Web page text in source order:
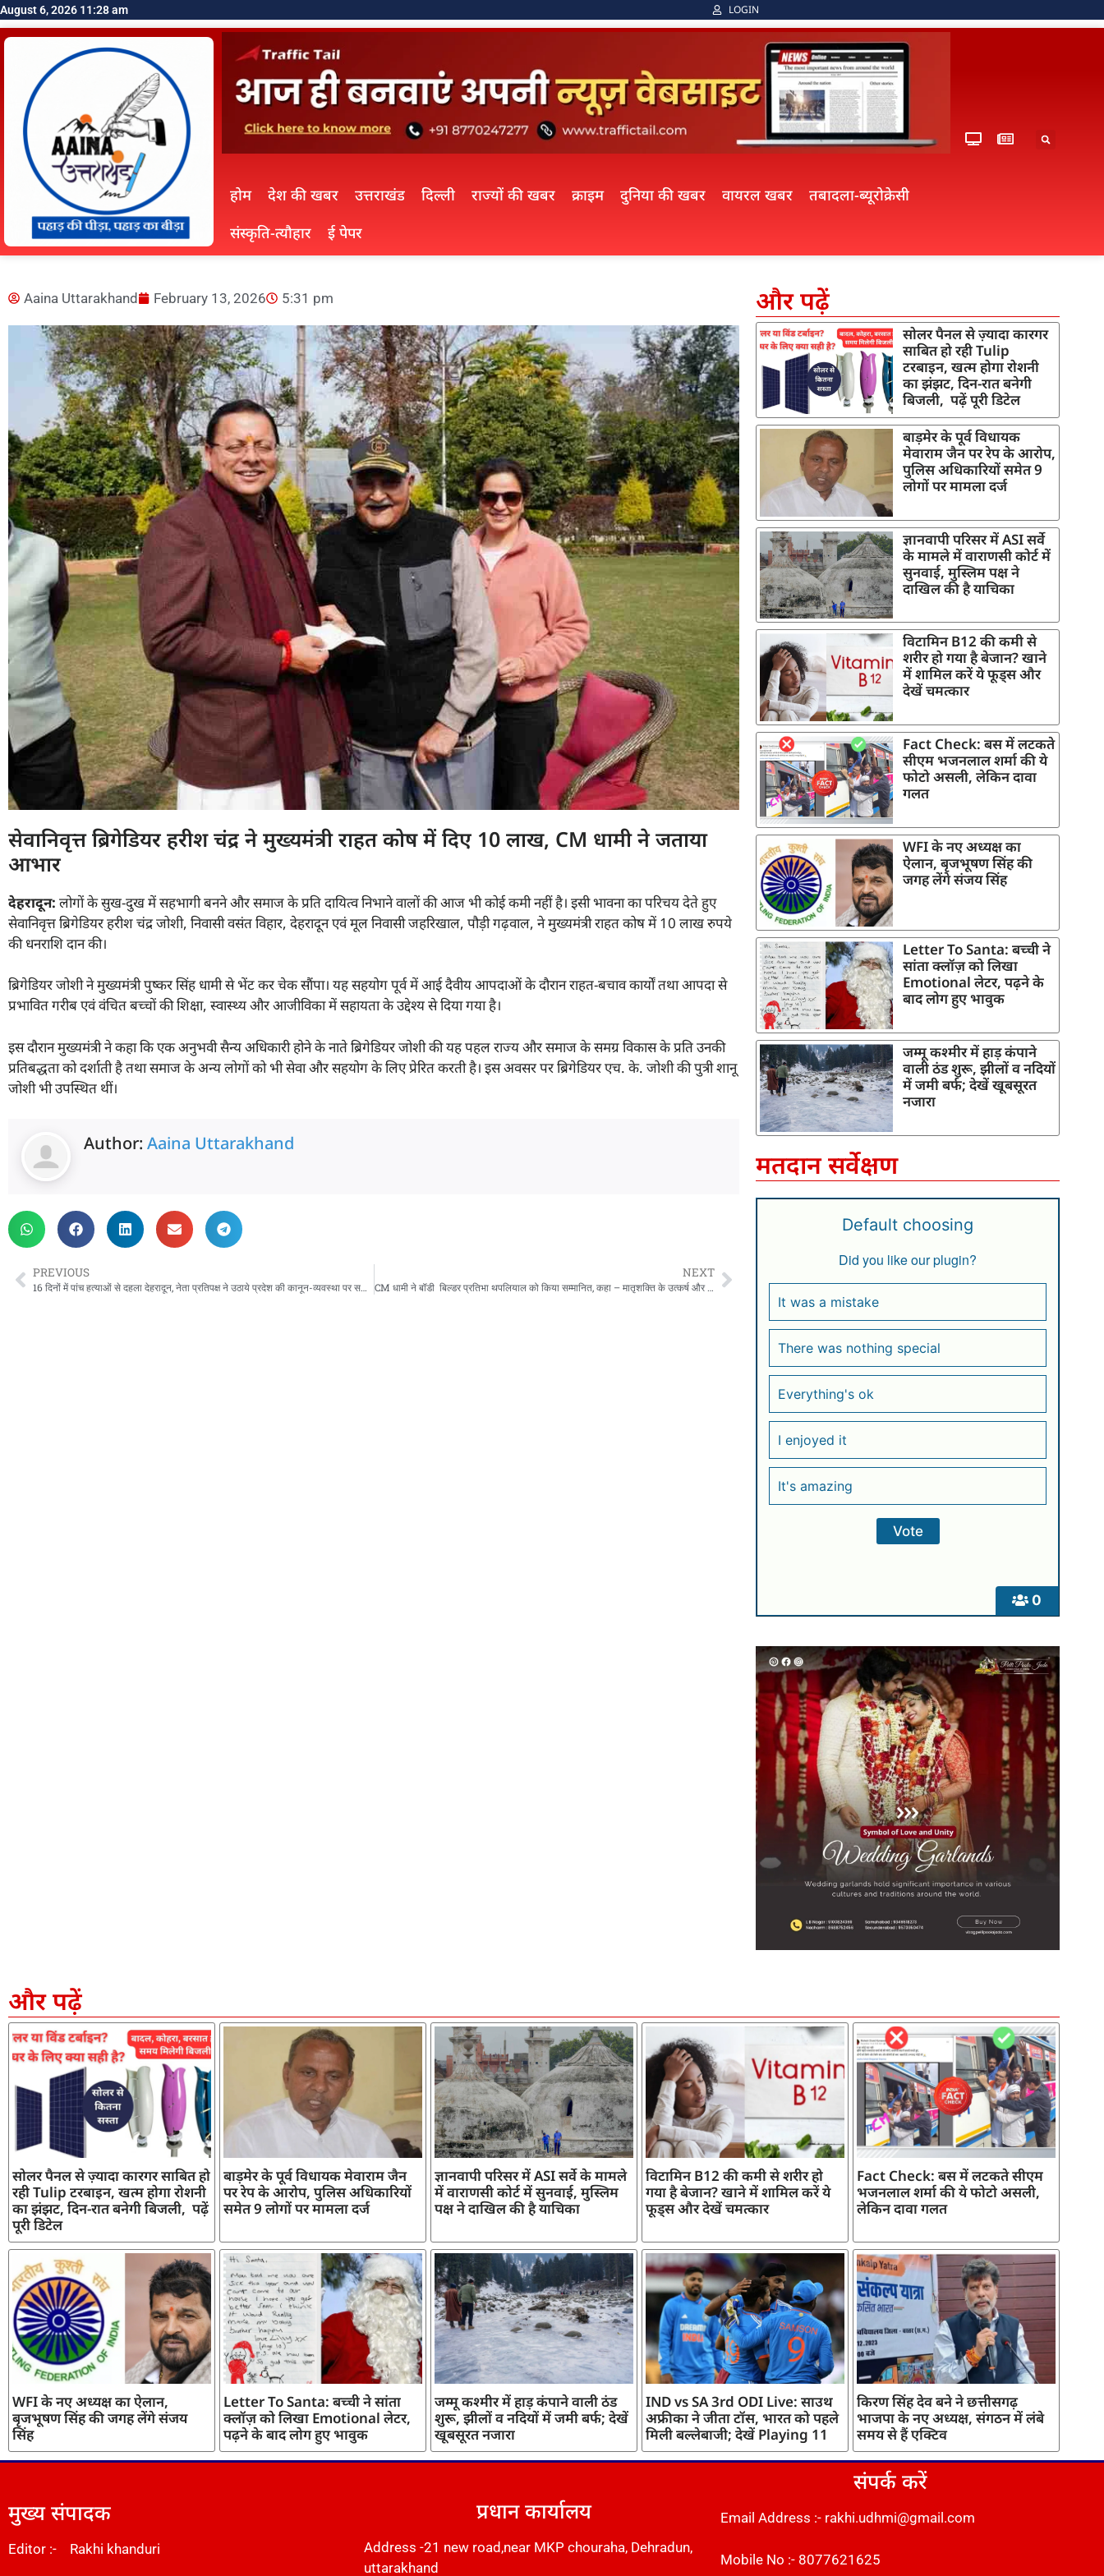
August 6, 2026 11:28 am LOGIN
होम देश की खबर उत्तराखंड दिल्ली राज्यों की खबर क्राइम दुनिया की खबर वायरल खबर
तबादला-ब्यूरोक्रेसी
संस्कृति-त्यौहार
ई पेपर
Aaina Uttarakhand February 13, 2026 5:31 pm
सेवानिवृत्त ब्रिगेडियर हरीश चंद्र ने मुख्यमंत्री राहत कोष में दिए 10 लाख, CM धामी ने जताया
आभार
देहरादून: लोगों के सुख-दुख में सहभागी बनने और समाज के प्रति दायित्व निभाने वालों की आज भी कोई कमी नहीं है। इसी भावना का परिचय देते हुए
सेवानिवृत्त ब्रिगेडियर हरीश चंद्र जोशी, निवासी वसंत विहार, देहरादून एवं मूल निवासी जहरिखाल, पौड़ी गढ़वाल, ने मुख्यमंत्री राहत कोष में 10 लाख रुपये
की धनराशि दान की।
ब्रिगेडियर जोशी ने मुख्यमंत्री पुष्कर सिंह धामी से भेंट कर चेक सौंपा। यह सहयोग पूर्व में आई दैवीय आपदाओं के दौरान राहत-बचाव कार्यों तथा आपदा से
प्रभावित गरीब एवं वंचित बच्चों की शिक्षा, स्वास्थ्य और आजीविका में सहायता के उद्देश्य से दिया गया है।
इस दौरान मुख्यमंत्री ने कहा कि एक अनुभवी सैन्य अधिकारी होने के नाते ब्रिगेडियर जोशी की यह पहल राज्य और समाज के समग्र विकास के प्रति उनकी
प्रतिबद्धता को दर्शाती है तथा समाज के अन्य लोगों को भी सेवा और सहयोग के लिए प्रेरित करती है। इस अवसर पर ब्रिगेडियर एच. के. जोशी की पुत्री शानू
जोशी भी उपस्थित थीं।
Author: Aaina Uttarakhand
PREVIOUS
16 दिनों में पांच हत्याओं से दहला देहरादून, नेता प्रतिपक्ष ने उठाये प्रदेश की कानून-व्यवस्था पर सवाल, NSUI ने घेरा PHQ
NEXT
CM धामी ने बॉडी बिल्डर प्रतिभा थपलियाल को किया सम्मानित, कहा – मातृशक्ति के उत्कर्ष और महिला सशक्तिकरण की मिसाल बनीं प्रतिभा
और पढ़ें
सोलर पैनल से ज़्यादा कारगर
साबित हो रही Tulip
टरबाइन, खत्म होगा रोशनी
का झंझट, दिन-रात बनेगी
बिजली, पढ़ें पूरी डिटेल
बाड़मेर के पूर्व विधायक
मेवाराम जैन पर रेप के आरोप,
पुलिस अधिकारियों समेत 9
लोगों पर मामला दर्ज
ज्ञानवापी परिसर में ASI सर्वे
के मामले में वाराणसी कोर्ट में
सुनवाई, मुस्लिम पक्ष ने
दाखिल की है याचिका
विटामिन B12 की कमी से
शरीर हो गया है बेजान? खाने
में शामिल करें ये फूड्स और
देखें चमत्कार
Fact Check: बस में लटकते
सीएम भजनलाल शर्मा की ये
फोटो असली, लेकिन दावा
गलत
WFI के नए अध्यक्ष का
ऐलान, बृजभूषण सिंह की
जगह लेंगे संजय सिंह
Letter To Santa: बच्ची ने
सांता क्लॉज़ को लिखा
Emotional लेटर, पढ़ने के
बाद लोग हुए भावुक
जम्मू कश्मीर में हाड़ कंपाने
वाली ठंड शुरू, झीलों व नदियों
में जमी बर्फ; देखें खूबसूरत
नजारा
मतदान सर्वेक्षण
0
Default choosing
Did you like our plugin?
It was a mistake
There was nothing special
Everything's ok
I enjoyed it
It's amazing
और पढ़ें
सोलर पैनल से ज़्यादा कारगर साबित हो
रही Tulip टरबाइन, खत्म होगा रोशनी
का झंझट, दिन-रात बनेगी बिजली, पढ़ें
पूरी डिटेल
बाड़मेर के पूर्व विधायक मेवाराम जैन
पर रेप के आरोप, पुलिस अधिकारियों
समेत 9 लोगों पर मामला दर्ज
ज्ञानवापी परिसर में ASI सर्वे के मामले
में वाराणसी कोर्ट में सुनवाई, मुस्लिम
पक्ष ने दाखिल की है याचिका
विटामिन B12 की कमी से शरीर हो
गया है बेजान? खाने में शामिल करें ये
फूड्स और देखें चमत्कार
Fact Check: बस में लटकते सीएम
भजनलाल शर्मा की ये फोटो असली,
लेकिन दावा गलत
WFI के नए अध्यक्ष का ऐलान,
बृजभूषण सिंह की जगह लेंगे संजय
सिंह
Letter To Santa: बच्ची ने सांता
क्लॉज़ को लिखा Emotional लेटर,
पढ़ने के बाद लोग हुए भावुक
जम्मू कश्मीर में हाड़ कंपाने वाली ठंड
शुरू, झीलों व नदियों में जमी बर्फ; देखें
खूबसूरत नजारा
IND vs SA 3rd ODI Live: साउथ
अफ्रीका ने जीता टॉस, भारत को पहले
मिली बल्लेबाजी; देखें Playing 11
किरण सिंह देव बने ने छत्तीसगढ़
भाजपा के नए अध्यक्ष, संगठन में लंबे
समय से हैं एक्टिव
मुख्य संपादक
Editor :- Rakhi khanduri
प्रधान कार्यालय
Address -21 new road,near MKP chouraha, Dehradun,
uttarakhand
संपर्क करें
Email Address :- rakhi.udhmi@gmail.com
Mobile No :- 8077621625